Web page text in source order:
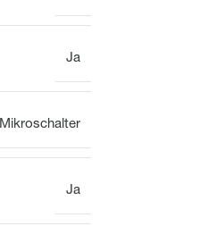
Ja
Mikroschalter
Ja